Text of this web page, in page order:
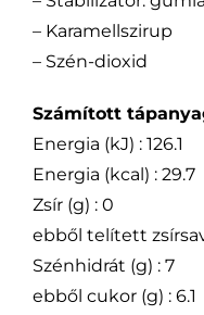
– Karamellszirup
– Szén-dioxid
Számított
Energia (kJ) : 126.1
Energia (kcal) : 29.7
Zsír (g) : 0
ebből telített
Szénhidrát (g) : 7
ebből cukor (g) : 6.1